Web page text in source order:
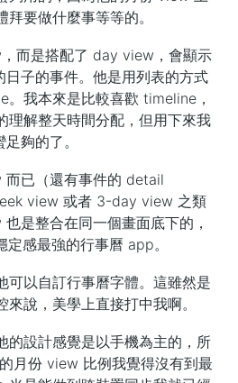
要做什麼事等等的。
而是搭配了 day view，會顯示
子的事件。他是用列表的方式
我本來是比較喜歡 timeline，
理解整天時間分配，但用下來我
夠的了。
已（還有事件的 detail
view 或者 3-day view 之類
是整合在同一個畫面底下的，
感最強的行事曆 app。
可以自訂行事曆字體。這雖然是
說，美學上直接打中我啊。
的設計感覺是以手機為主的，所
月份 view 比例我覺得沒有到最